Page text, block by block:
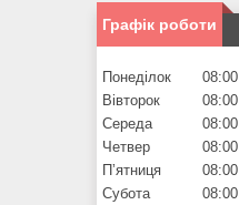
Графік роботи
Понеділок 08:00
Вівторок
08:00
Середа
08:00
Четвер
08:00
Пʼятниця
08:00
Субота
08:00